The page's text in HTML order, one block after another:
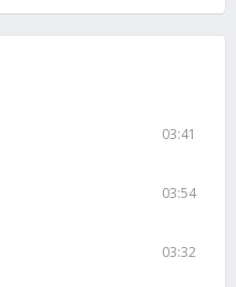
03:41
03:54
03:32